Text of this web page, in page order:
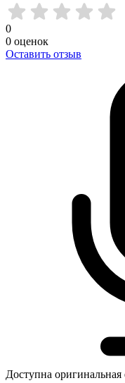
0
0 оценок
Оставить отзыв
Доступна оригинальная